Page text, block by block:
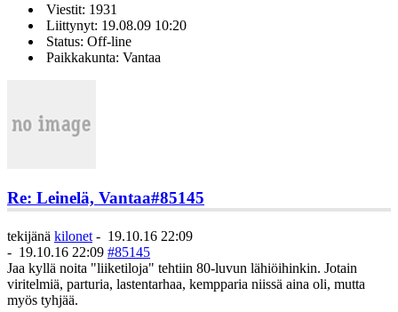
Viestit: 1931
Liittynyt: 19.08.09 10:20
Status: Off-line
Paikkakunta: Vantaa
Re: Leinelä, Vantaa#85145
tekijänä kilonet - 19.10.16 22:09
- 19.10.16 22:09 #85145
Jaa kyllä noita "liiketiloja" tehtiin 80-luvun lähiöihinkin. Jotain
viritelmiä, parturia, lastentarhaa, kempparia niissä aina oli, mutta
myös tyhjää.